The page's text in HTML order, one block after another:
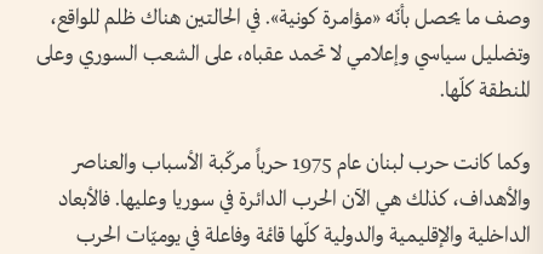
وصف ما يحصل بأنّه «مؤامرة كونية». في الحالتين هناك ظلم للواقع،
وتضليل سياسي وإعلامي لا تحمد عقباه، على الشعب السوري وعلى
المنطقة كلّها.
وكما كانت حرب لبنان عام 1975 حرباً مركّبة الأسباب والعناصر
والأهداف، كذلك هي الآن الحرب الدائرة في سوريا وعليها. فالأبعاد
الداخلية والإقليمية والدولية كلّها قائمة وفاعلة في يوميّات الحرب